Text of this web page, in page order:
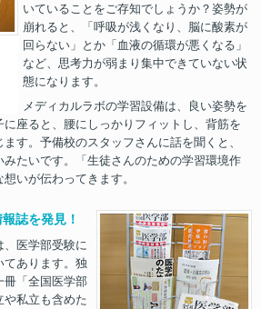
いていることをご存知でしょうか？姿勢が
崩れると、「呼吸が浅くなり、脳に酸素が
回らない」とか「血液の循環が悪くなる」
など、思考力が弱まり集中できていない状
態になります。
メディカルラボの学習設備は、良い姿勢を
座ると、腰にしっかりフィットし、背筋を
す。予備校のスタッフさんに話を聞くと、
たいです。「生徒さんのための学習環境作
いが伝わってきます。
誌を発見！
医学部受験に
てあります。独
冊「全国医学部
や私立も含めた